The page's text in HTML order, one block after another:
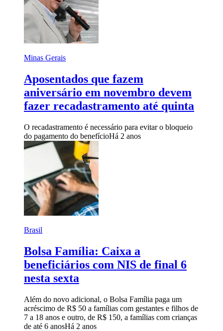
Minas Gerais
Aposentados que fazem
aniversário em novembro devem
fazer recadastramento até quinta
O recadastramento é necessário para evitar o bloqueio
do pagamento do benefícioHá 2 anos
Brasil
Bolsa Família: Caixa a
beneficiários com NIS de final 6
nesta sexta
Além do novo adicional, o Bolsa Família paga um
acréscimo de R$ 50 a famílias com gestantes e filhos de
7 a 18 anos e outro, de R$ 150, a famílias com crianças
de até 6 anosHá 2 anos